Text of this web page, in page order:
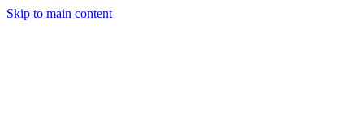
Skip to main content